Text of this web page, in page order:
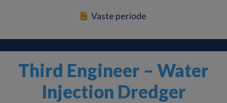
Vaste periode
Third Engineer – Water
Injection Dredger